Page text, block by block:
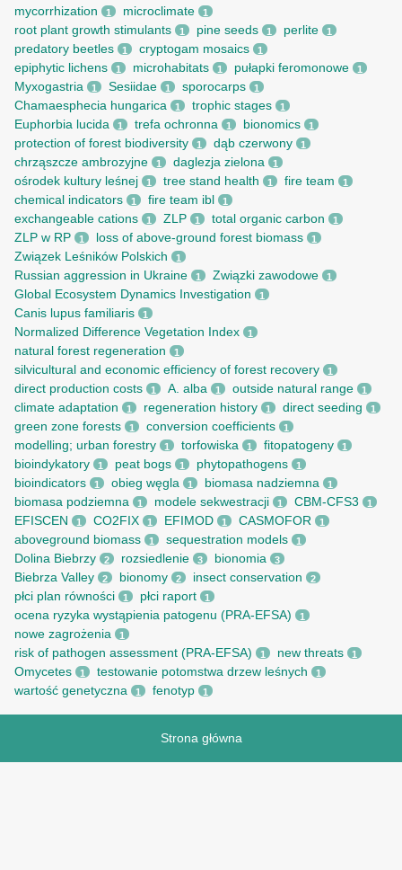
mycorrhization 1 microclimate 1
root рlant growth stimulants 1 pine seeds 1 perlite 1
predatory beetles 1 cryptogam mosaics 1
epiphytic lichens 1 microhabitats 1 pułapki feromonowe 1
Myxogastria 1 Sesiidae 1 sporocarps 1
Chamaesphecia hungarica 1 trophic stages 1
Euphorbia lucida 1 trefa ochronna 1 bionomics 1
protection of forest biodiversity 1 dąb czerwony 1
chrząszcze ambrozyjne 1 daglezja zielona 1
ośrodek kultury leśnej 1 tree stand health 1 fire team 1
chemical indicators 1 fire team ibl 1
exchangeable cations 1 ZLP 1 total organic carbon 1
ZLP w RP 1 loss of above-ground forest biomass 1
Związek Leśników Polskich 1
Russian aggression in Ukraine 1 Związki zawodowe 1
Global Ecosystem Dynamics Investigation 1
Canis lupus familiaris 1
Normalized Difference Vegetation Index 1
natural forest regeneration 1
silvicultural and economic efficiency of forest recovery 1
direct production costs 1 A. alba 1 outside natural range 1
climate adaptation 1 regeneration history 1 direct seeding 1
green zone forests 1 conversion coefficients 1
modelling; urban forestry 1 torfowiska 1 fitopatogeny 1
bioindykatory 1 peat bogs 1 phytopathogens 1
bioindicators 1 obieg węgla 1 biomasa nadziemna 1
biomasa podziemna 1 modele sekwestracji 1 CBM-CFS3 1
EFISCEN 1 CO2FIX 1 EFIMOD 1 CASMOFOR 1
aboveground biomass 1 sequestration models 1
Dolina Biebrzy 2 rozsiedlenie 3 bionomia 3
Biebrza Valley 2 bionomy 2 insect conservation 2
płci plan równości 1 płci raport 1
ocena ryzyka wystąpienia patogenu (PRA-EFSA) 1
nowe zagrożenia 1
risk of pathogen assessment (PRA-EFSA) 1 new threats 1
Omycetes 1 testowanie potomstwa drzew leśnych 1
wartość genetyczna 1 fenotyp 1
Strona główna